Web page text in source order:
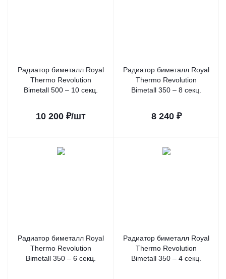
Радиатор биметалл Royal
Thermo Revolution
Bimetall 500 – 10 секц.
10 200 ₽/шт
Радиатор биметалл Royal
Thermo Revolution
Bimetall 350 – 8 секц.
8 240₽
Радиатор биметалл Royal
Thermo Revolution
Bimetall 350 – 6 секц.
Радиатор биметалл Royal
Thermo Revolution
Bimetall 350 – 4 секц.